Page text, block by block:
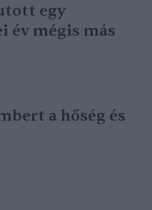
egy
év mégis más
a hőség és